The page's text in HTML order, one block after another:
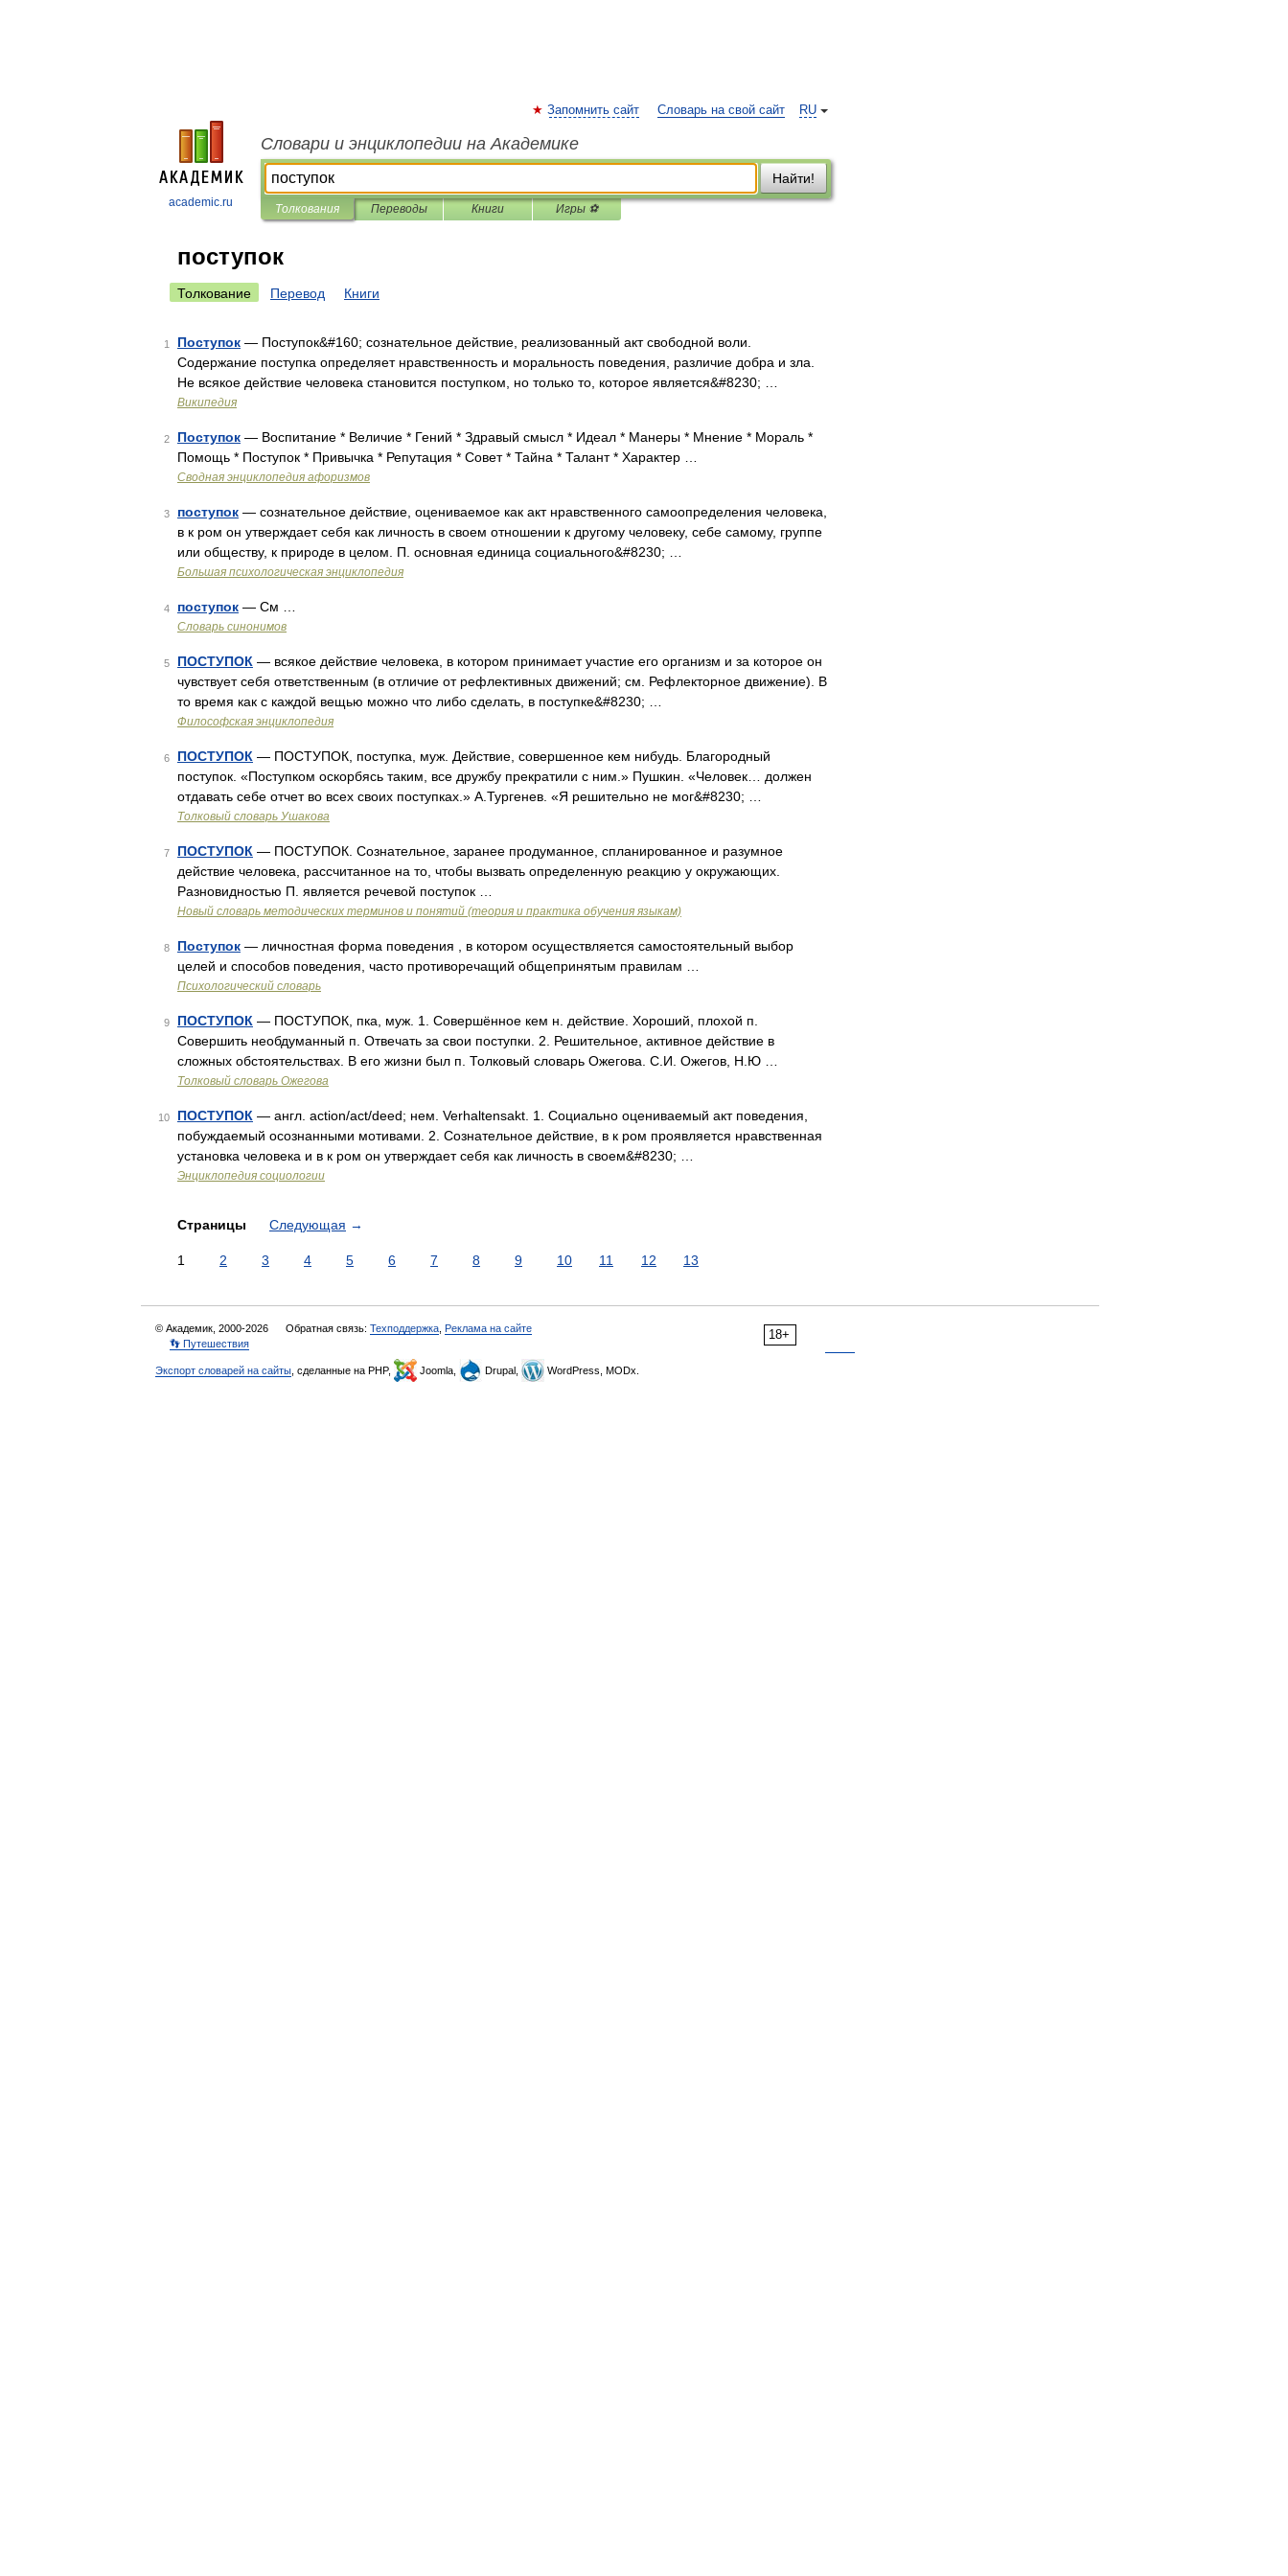
academic.ru
RU
Запомнить сайт Словарь на свой сайт
Словари и энциклопедии на Академике
Найти!
Толкования Переводы Книги Игры ⚽
поступок
Толкование Перевод Книги
1 Поступок — Поступок&#160; сознательное действие, реализованный акт свободной воли.
Содержание поступка определяет нравственность и моральность поведения, различие добра и зла.
Не всякое действие человека становится поступком, но только то, которое является&#8230; …
Википедия
2 Поступок — Воспитание * Величие * Гений * Здравый смысл * Идеал * Манеры * Мнение * Мораль *
Помощь * Поступок * Привычка * Репутация * Совет * Тайна * Талант * Характер …
Сводная энциклопедия афоризмов
3 поступок — сознательное действие, оцениваемое как акт нравственного самоопределения человека,
в к ром он утверждает себя как личность в своем отношении к другому человеку, себе самому, группе
или обществу, к природе в целом. П. основная единица социального&#8230; …
Большая психологическая энциклопедия
4 поступок — См …
Словарь синонимов
5 ПОСТУПОК — всякое действие человека, в котором принимает участие его организм и за которое он
чувствует себя ответственным (в отличие от рефлективных движений; см. Рефлекторное движение). В
то время как с каждой вещью можно что либо сделать, в поступке&#8230; …
Философская энциклопедия
6 ПОСТУПОК — ПОСТУПОК, поступка, муж. Действие, совершенное кем нибудь. Благородный
поступок. «Поступком оскорбясь таким, все дружбу прекратили с ним.» Пушкин. «Человек… должен
отдавать себе отчет во всех своих поступках.» А.Тургенев. «Я решительно не мог&#8230; …
Толковый словарь Ушакова
7 ПОСТУПОК — ПОСТУПОК. Сознательное, заранее продуманное, спланированное и разумное
действие человека, рассчитанное на то, чтобы вызвать определенную реакцию у окружающих.
Разновидностью П. является речевой поступок …
Новый словарь методических терминов и понятий (теория и практика обучения языкам)
8 Поступок — личностная форма поведения , в котором осуществляется самостоятельный выбор
целей и способов поведения, часто противоречащий общепринятым правилам …
Психологический словарь
9 ПОСТУПОК — ПОСТУПОК, пка, муж. 1. Совершённое кем н. действие. Хороший, плохой п.
Совершить необдуманный п. Отвечать за свои поступки. 2. Решительное, активное действие в
сложных обстоятельствах. В его жизни был п. Толковый словарь Ожегова. С.И. Ожегов, Н.Ю …
Толковый словарь Ожегова
10 ПОСТУПОК — англ. action/act/deed; нем. Verhaltensakt. 1. Социально оцениваемый акт поведения,
побуждаемый осознанными мотивами. 2. Сознательное действие, в к ром проявляется нравственная
установка человека и в к ром он утверждает себя как личность в своем&#8230; …
Энциклопедия социологии
Страницы Следующая →
1 2 3 4 5 6 7 8 9 10 11 12 13
18+
© Академик, 2000-2026 Обратная связь: Техподдержка Реклама на сайте
👣 Путешествия
Экспорт словарей на сайты , сделанные на PHP, Joomla, Drupal, WordPress, MODx.